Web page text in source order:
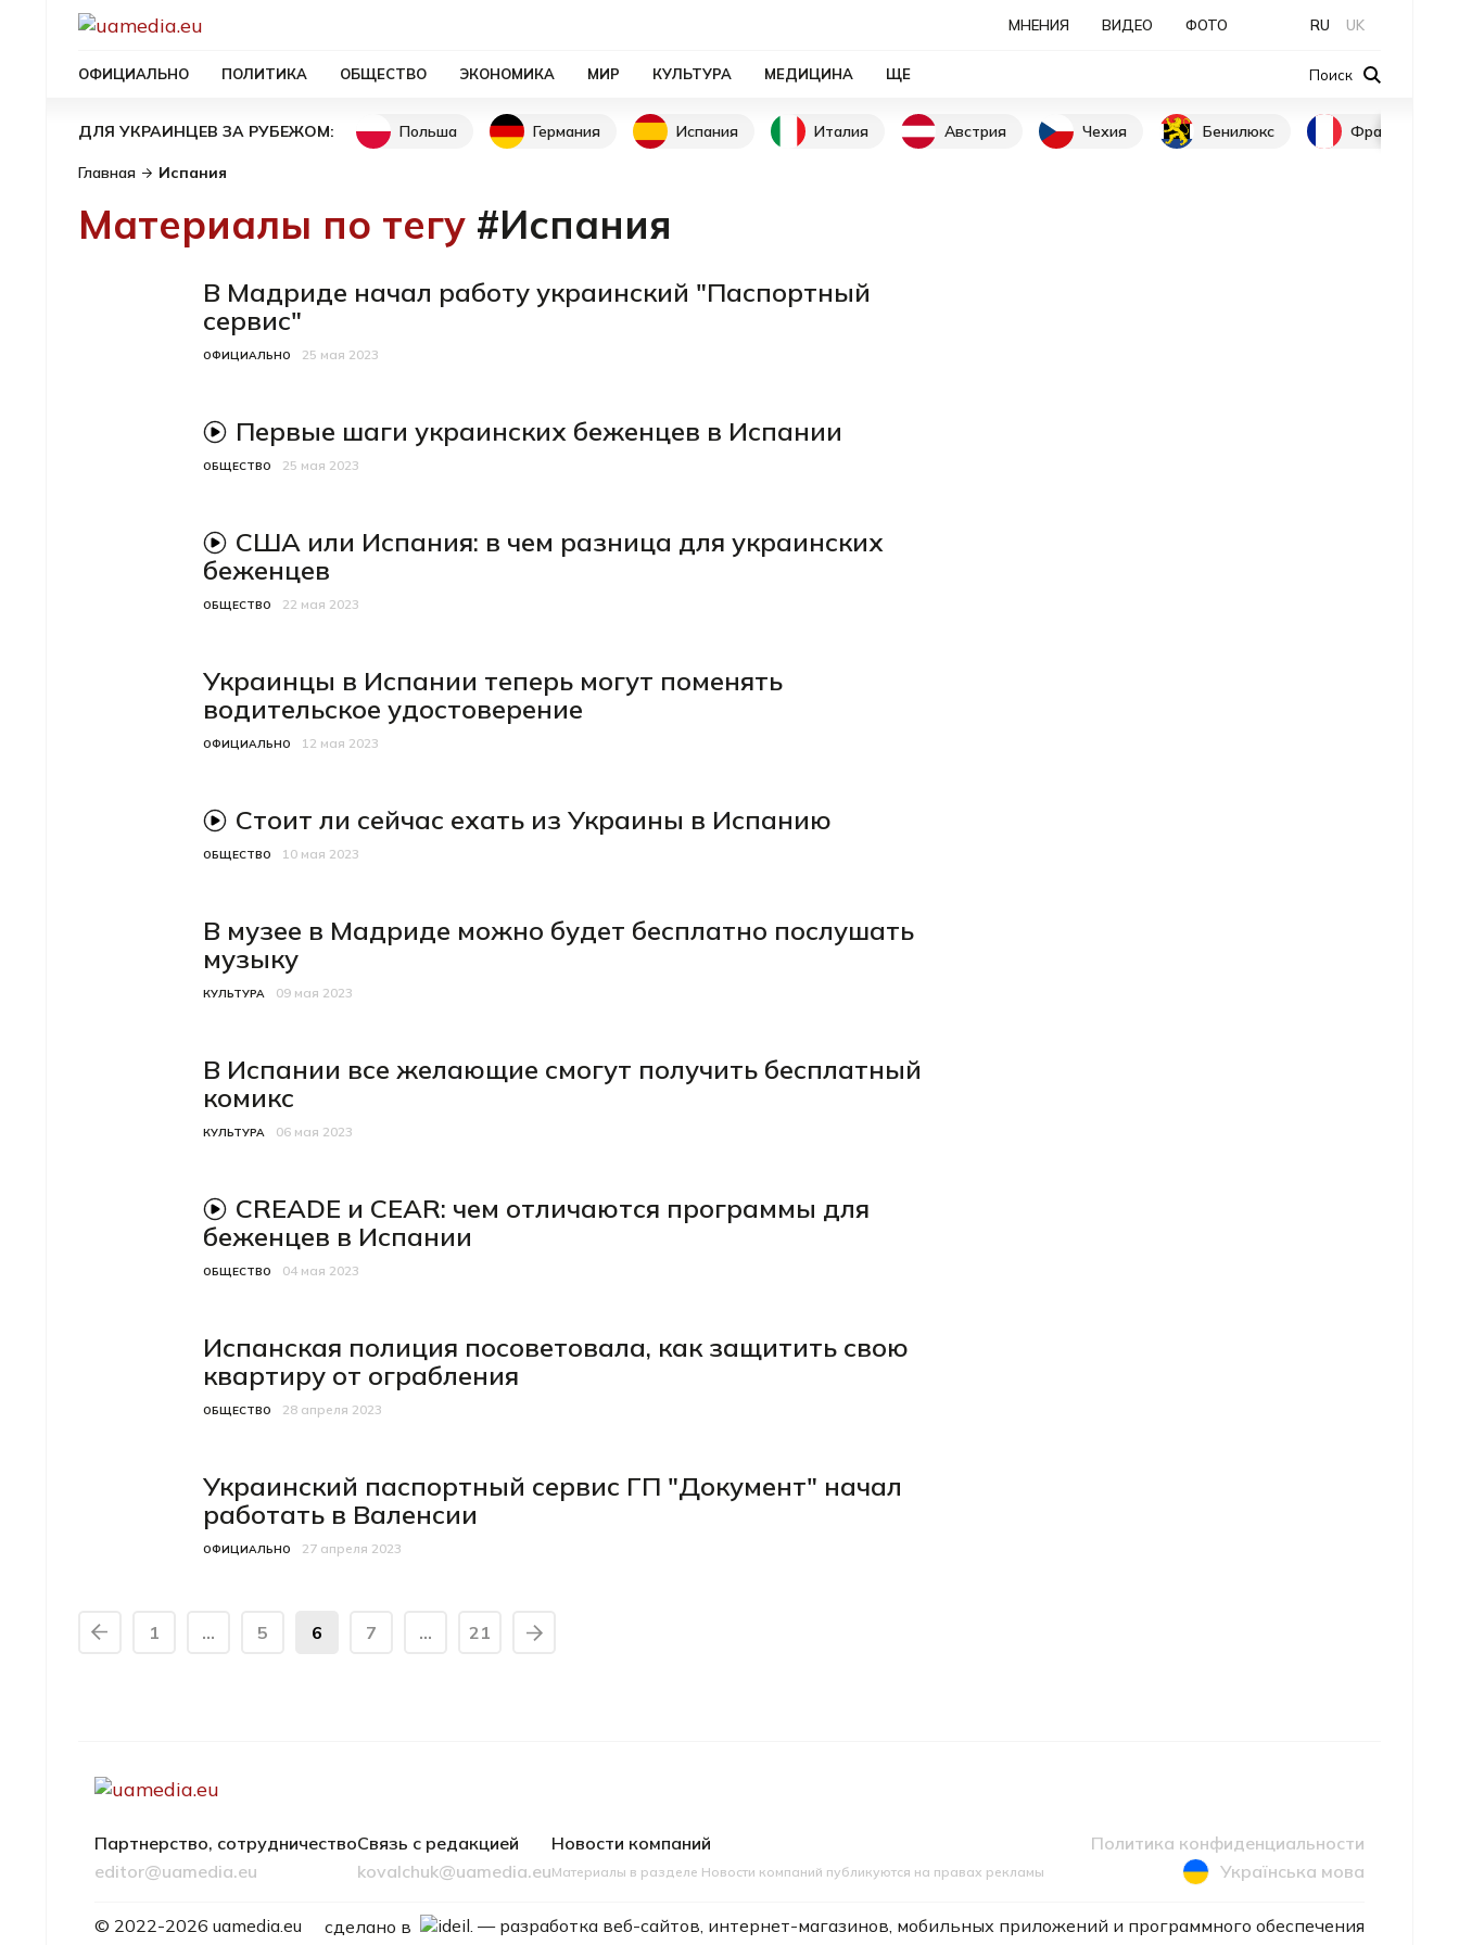
МНЕНИЯ ВИДЕО ФОТО
ОФИЦИАЛЬНО ПОЛИТИКА ОБЩЕСТВО ЭКОНОМИКА МИР КУЛЬТУРА МЕДИЦИНА ЩЕ
RU UK
Поиск
ДЛЯ УКРАИНЦЕВ ЗА РУБЕЖОМ: Польша Германия Испания Италия Австрия Чехия Бенилюкс Франция
Главная Испания
Материалы по тегу #Испания
В Мадриде начал работу украинский "Паспортный
сервис"
Категория
ОФИЦИАЛЬНО
Дата публикации
25 мая 2023
видеоматериал
Первые шаги украинских беженцев в Испании
Категория
ОБЩЕСТВО
Дата публикации
25 мая 2023
видеоматериал
США или Испания: в чем разница для украинских
беженцев
Категория
ОБЩЕСТВО
Дата публикации
22 мая 2023
Украинцы в Испании теперь могут поменять
водительское удостоверение
Категория
ОФИЦИАЛЬНО
Дата публикации
12 мая 2023
видеоматериал
Стоит ли сейчас ехать из Украины в Испанию
Категория
ОБЩЕСТВО
Дата публикации
10 мая 2023
В музее в Мадриде можно будет бесплатно послушать
музыку
Категория
КУЛЬТУРА
Дата публикации
09 мая 2023
В Испании все желающие смогут получить бесплатный
комикс
Категория
КУЛЬТУРА
Дата публикации
06 мая 2023
видеоматериал
CREADE и CEAR: чем отличаются программы для
беженцев в Испании
Категория
ОБЩЕСТВО
Дата публикации
04 мая 2023
Испанская полиция посоветовала, как защитить свою
квартиру от ограбления
Категория
ОБЩЕСТВО
Дата публикации
28 апреля 2023
Украинский паспортный сервис ГП "Документ" начал
работать в Валенсии
Категория
ОФИЦИАЛЬНО
Дата публикации
27 апреля 2023
1 … 5 6 7 … 21
Партнерство, сотрудничество
editor@uamedia.eu
Связь с редакцией
kovalchuk@uamedia.eu
Новости компаний
Материалы в разделе Новости компаний публикуются на правах рекламы
Политика конфиденциальности
Українська мова
© 2022-2026 uamedia.eu сделано в ideil.